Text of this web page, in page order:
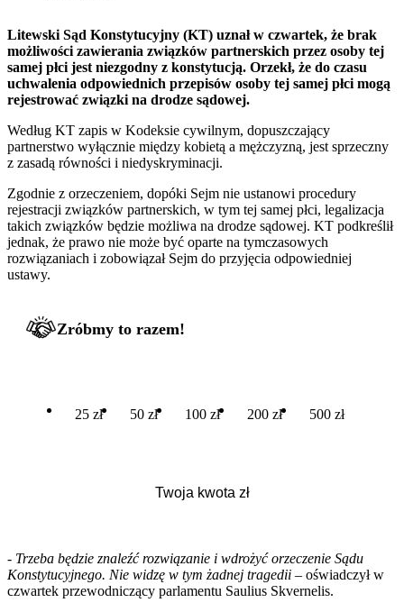
Litewski Sąd Konstytucyjny (KT) uznał w czwartek, że brak
możliwości zawierania związków partnerskich przez osoby tej
samej płci jest niezgodny z konstytucją. Orzekł, że do czasu
uchwalenia odpowiednich przepisów osoby tej samej płci mogą
rejestrować związki na drodze sądowej.
Według KT zapis w Kodeksie cywilnym, dopuszczający
partnerstwo wyłącznie między kobietą a mężczyzną, jest sprzeczny
z zasadą równości i niedyskryminacji.
Zgodnie z orzeczeniem, dopóki Sejm nie ustanowi procedury
rejestracji związków partnerskich, w tym tej samej płci, legalizacja
takich związków będzie możliwa na drodze sądowej. KT podkreślił
jednak, że prawo nie może być oparte na tymczasowych
rozwiązaniach i zobowiązał Sejm do przyjęcia odpowiedniej
ustawy.
Zróbmy to razem!
25 zł 50 zł 100 zł 200 zł 500 zł
- Trzeba będzie znaleźć rozwiązanie i wdrożyć orzeczenie Sądu
Konstytucyjnego. Nie widzę w tym żadnej tragedii – oświadczył w
czwartek przewodniczący parlamentu Saulius Skvernelis.